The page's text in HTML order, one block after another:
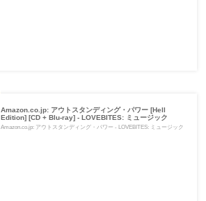
Amazon.co.jp: アウトスタンディング・パワー [Hell
Edition] [CD + Blu-ray] - LOVEBITES: ミュージック
Amazon.co.jp: アウトスタンディング・パワー - LOVEBITES: ミュージック